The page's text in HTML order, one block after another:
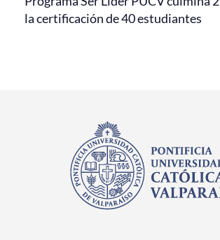
la certificación de 40 estudiantes